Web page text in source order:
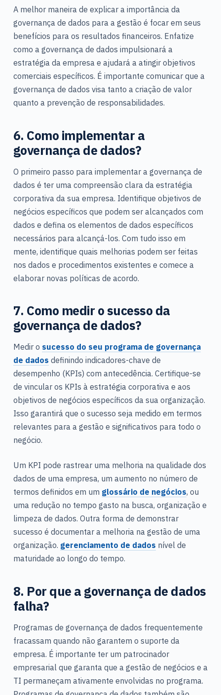
A melhor maneira de explicar a importância da
governança de dados para a gestão é focar em seus
benefícios para os resultados financeiros. Enfatize
como a governança de dados impulsionará a
estratégia da empresa e ajudará a atingir objetivos
comerciais específicos. É importante comunicar que a
governança de dados visa tanto a criação de valor
quanto a prevenção de responsabilidades.
6. Como implementar a
governança de dados?
O primeiro passo para implementar a governança de
dados é ter uma compreensão clara da estratégia
corporativa da sua empresa. Identifique objetivos de
negócios específicos que podem ser alcançados com
dados e defina os elementos de dados específicos
necessários para alcançá-los. Com tudo isso em
mente, identifique quais melhorias podem ser feitas
nos dados e procedimentos existentes e comece a
elaborar novas políticas de acordo.
7. Como medir o sucesso da
governança de dados?
Medir o sucesso do seu programa de governança
de dados definindo indicadores-chave de
desempenho (KPIs) com antecedência. Certifique-se
de vincular os KPIs à estratégia corporativa e aos
objetivos de negócios específicos da sua organização.
Isso garantirá que o sucesso seja medido em termos
relevantes para a gestão e significativos para todo o
negócio.
Um KPI pode rastrear uma melhoria na qualidade dos
dados de uma empresa, um aumento no número de
termos definidos em um glossário de negócios, ou
uma redução no tempo gasto na busca, organização e
limpeza de dados. Outra forma de demonstrar
sucesso é documentar a melhoria na gestão de uma
organização. gerenciamento de dados nível de
maturidade ao longo do tempo.
8. Por que a governança de dados
falha?
Programas de governança de dados frequentemente
fracassam quando não garantem o suporte da
empresa. É importante ter um patrocinador
empresarial que garanta que a gestão de negócios e a
TI permaneçam ativamente envolvidas no programa.